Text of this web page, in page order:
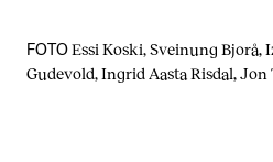
FOTO Essi Koski, Sveinung Bjorå,
Gudevold, Ingrid Aasta Risdal, Jon